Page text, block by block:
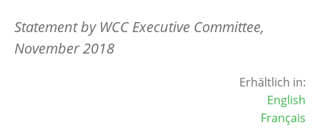
Statement by WCC Executive Committee,
November 2018
Erhältlich in:
English
Français